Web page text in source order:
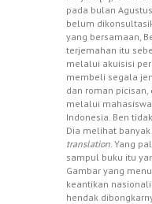
pada bulan
belum
yang bersamaan,
terjemahan itu
melalui akuisisi
membeli segala
dan roman picisan,
melalui
Indonesia. Ben
Dia melihat banyak
translation . Yang
sampul buku itu
Gambar yang
keantikan
hendak